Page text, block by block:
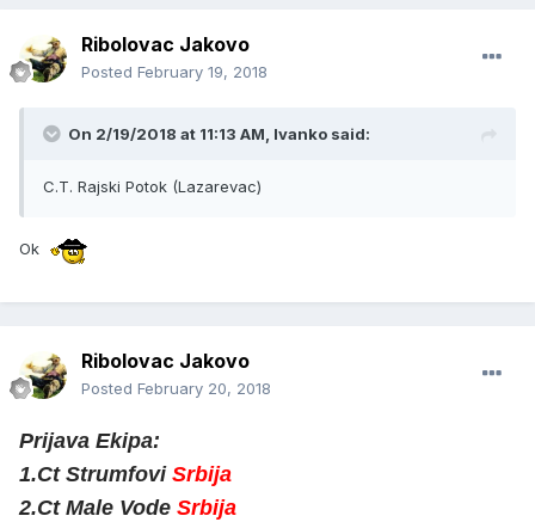
Ribolovac Jakovo
Posted February 19, 2018
On 2/19/2018 at 11:13 AM, Ivanko said:
C.T. Rajski Potok (Lazarevac)
Ok
Ribolovac Jakovo
Posted February 20, 2018
Prijava Ekipa:
1.Ct Strumfovi Srbija
2.Ct Male Vode Srbija